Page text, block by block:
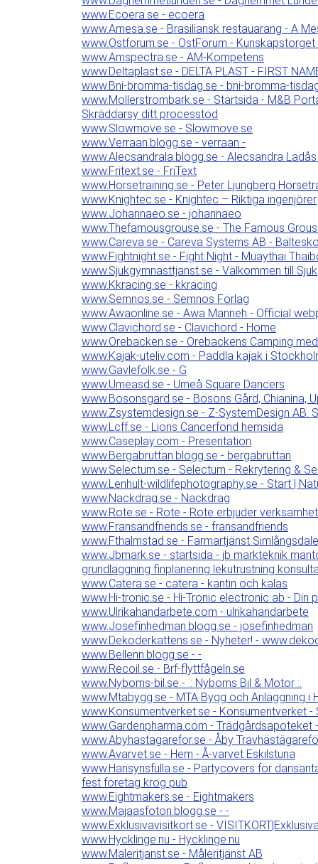
www.Ecoera.se - ecoera
www.Amesa.se - Brasiliansk restauarang - A
www.Ostforum.se - OstForum -
www.Amspectra.se - AM-Kompetens
www.Deltaplast.se - DELTA PLAST - FIRST
www.Bni-bromma-tisdag.se - bni-bromma-
www.Mollerstrombark.se - Startsida - M&B
Skräddarsy ditt processtöd
www.Slowmove.se - Slowmove.se
www.Verraan.blogg.se - verraan -
www.Alecsandrala.blogg.se - Alecsandra
www.Fritext.se - FriText
www.Horsetraining.se - Peter Ljungberg
www.Knightec.se - Knightec – Riktiga ingenjörer
www.Johannaeo.se - johannaeo
www.Thefamousgrouse.se - The Famous
www.Careva.se - Careva Systems AB -
www.Fightnight.se - Fight Night - Muaythai
www.Sjukgymnasttjanst.se - Välkommen till
www.Kkracing.se - kkracing
www.Semnos.se - Semnos Förlag
www.Awaonline.se - Awa Manneh - Official
www.Clavichord.se - Clavichord - Home
www.Orebacken.se - Orebackens Camping
www.Kajak-uteliv.com - Paddla kajak i
www.Gavlefolk.se - G
www.Umeasd.se - Umeå Square Dancers
www.Bosonsgard.se - Bosons Gård, Chianina,
www.Zsystemdesign.se - Z-SystemDesign AB.
www.Lcff.se - Lions Cancerfond hemsida
www.Caseplay.com - Presentation
www.Bergabruttan.blogg.se - bergabruttan
www.Selectum.se - Selectum - Rekrytering &
www.Lenhult-wildlifephotography.se - Start |
www.Nackdrag.se - Nackdrag
www.Rote.se - Rote - Rote erbjuder
www.Fransandfriends.se - fransandfriends
www.Fthalmstad.se - Farmartjänst
www.Jbmark.se - startsida - jb markteknik
grundläggning finplanering lekutrustning
www.Catera.se - catera - kantin och kalas
www.Hi-tronic.se - Hi-Tronic electronic ab - Din
www.Ulrikahandarbete.com - ulrikahandarbete
www.Josefinhedman.blogg.se - josefinhedman
www.Dekoderkattens.se - Nyheter! -
www.Bellenn.blogg.se - -
www.Recoil.se - Brf-flyttfågeln.se
www.Nyboms-bil.se - .: Nyboms Bil & Motor :.
www.Mtabygg.se - MTA Bygg och Anläggning i
www.Konsumentverket.se - Konsumentverket
www.Gardenpharma.com - Trädgårdsapoteket
www.Abyhastagarefor.se - Åby
www.Avarvet.se - Hem - Å-varvet Eskilstuna
www.Hansynsfulla.se - Partycovers för
fest företag krog pub
www.Eightmakers.se - Eightmakers
www.Majaasfoton.blogg.se - -
www.Exklusivavisitkort.se -
www.Hycklinge.nu - Hycklinge.nu
www.Maleritjanst.se - Måleritjänst AB